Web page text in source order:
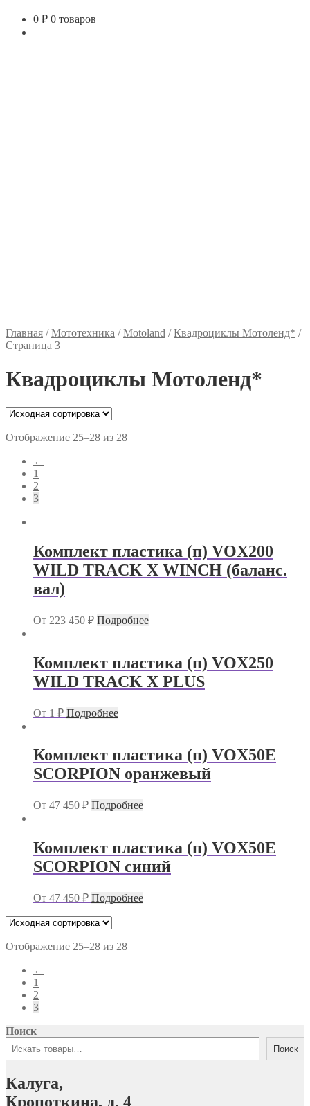
0 ₽ 0 товаров
Главная /Мототехника /Motoland /Квадроциклы Мотоленд* /
Страница 3
Квадроциклы Мотоленд*
Отображение 25–28 из 28
←
1
2
3
Комплект пластика (п) VOX200
WILD TRACK X WINCH (баланс.
вал)
От 223 450 ₽ Подробнее
Комплект пластика (п) VOX250
WILD TRACK X PLUS
От 1 ₽ Подробнее
Комплект пластика (п) VOX50E
SCORPION оранжевый
От 47 450 ₽ Подробнее
Комплект пластика (п) VOX50E
SCORPION синий
От 47 450 ₽ Подробнее
Отображение 25–28 из 28
←
1
2
3
Поиск
Поиск
Калуга,
Кропоткина, д. 4